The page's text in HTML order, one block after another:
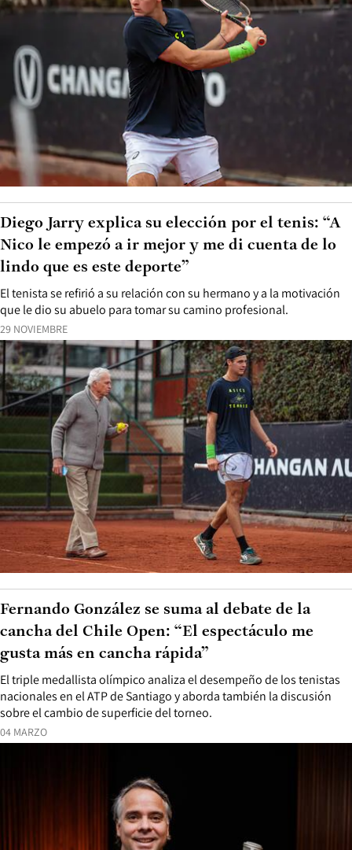
29 NOVIEMBRE
El tenista se refirió a su relación con su hermano y a la motivación
que le dio su abuelo para tomar su camino profesional.
Diego Jarry explica su elección por el tenis: “A
Nico le empezó a ir mejor y me di cuenta de lo
lindo que es este deporte”
04 MARZO
El triple medallista olímpico analiza el desempeño de los tenistas
nacionales en el ATP de Santiago y aborda también la discusión
sobre el cambio de superficie del torneo.
Fernando González se suma al debate de la
cancha del Chile Open: “El espectáculo me
gusta más en cancha rápida”